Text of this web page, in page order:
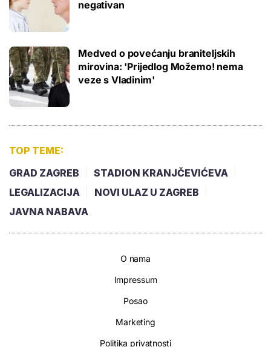
negativan
Medved o povećanju braniteljskih
mirovina: 'Prijedlog Možemo! nema
veze s Vladinim'
TOP TEME:
GRAD ZAGREB
STADION KRANJČEVIĆEVA
LEGALIZACIJA
NOVI ULAZ U ZAGREB
JAVNA NABAVA
O nama
Impressum
Posao
Marketing
Politika privatnosti